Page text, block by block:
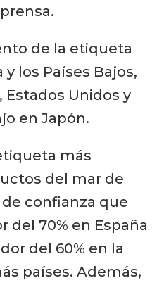
de la etiqueta
y los Países Bajos,
Estados Unidos y
en Japón.
más
del mar de
confianza que
del 70% en España
del 60% en la
países. Además,